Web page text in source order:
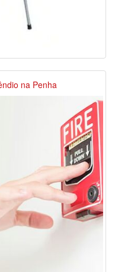
na Penha